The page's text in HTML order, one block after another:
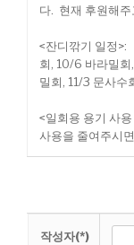
다. 현재 후원해주
<잔디깎기 일정
회, 10/6 바라밀
밀회, 11/3 문사수
<일회용 용기 사
사용을 줄여주시
작성자(*)